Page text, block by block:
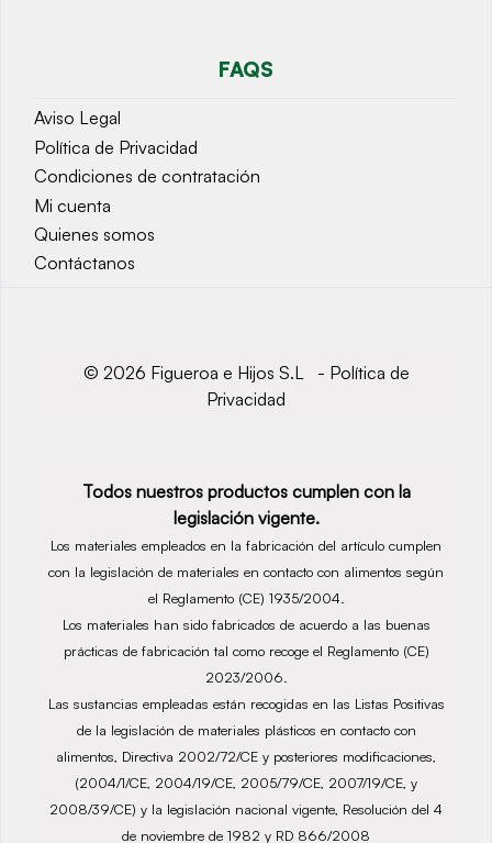
FAQS
Aviso Legal
Política de Privacidad
Condiciones de contratación
Mi cuenta
Quienes somos
Contáctanos
© 2026 Figueroa e Hijos S.L - Política de
Privacidad
Todos nuestros productos cumplen con la
legislación vigente.
Los materiales empleados en la fabricación del artículo cumplen
con la legislación de materiales en contacto con alimentos según
el Reglamento (CE) 1935/2004.
Los materiales han sido fabricados de acuerdo a las buenas
prácticas de fabricación tal como recoge el Reglamento (CE)
2023/2006.
Las sustancias empleadas están recogidas en las Listas Positivas
de la legislación de materiales plásticos en contacto con
alimentos, Directiva 2002/72/CE y posteriores modificaciones,
(2004/1/CE, 2004/19/CE, 2005/79/CE, 2007/19/CE, y
2008/39/CE) y la legislación nacional vigente, Resolución del 4
de noviembre de 1982 y RD 866/2008